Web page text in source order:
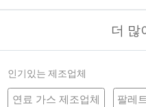
더 많
인기있는 제조업체
연료 가스 제조업체 팔레